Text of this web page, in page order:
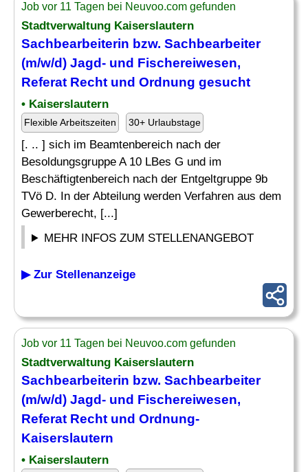
Job vor 11 Tagen bei Neuvoo.com gefunden
Stadtverwaltung Kaiserslautern
Sachbearbeiterin bzw. Sachbearbeiter
(m/w/d) Jagd- und Fischereiwesen,
Referat Recht und Ordnung gesucht
• Kaiserslautern
Flexible Arbeitszeiten 30+ Urlaubstage
[. .. ] sich im Beamtenbereich nach der
Besoldungsgruppe A 10 LBes G und im
Beschäftigtenbereich nach der Entgeltgruppe 9b
TVö D. In der Abteilung werden Verfahren aus dem
Gewerberecht, [...]
MEHR INFOS ZUM STELLENANGEBOT
▶ Zur Stellenanzeige
Job vor 11 Tagen bei Neuvoo.com gefunden
Stadtverwaltung Kaiserslautern
Sachbearbeiterin bzw. Sachbearbeiter
(m/w/d) Jagd- und Fischereiwesen,
Referat Recht und Ordnung-
Kaiserslautern
• Kaiserslautern